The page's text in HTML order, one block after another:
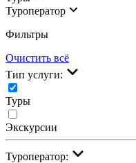
Туроператор
Фильтры
Очистить всё
Тип услуги:
Туры
Экскурсии
Туроператор: